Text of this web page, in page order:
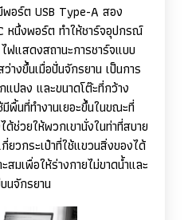
พอร์ต USB Type-A สอง
หนึ่งพอร์ต ทำให้ชาร์จอุปกรณ์
ฟแสดงสถานะการชาร์จแบบ
างขึ้นเมื่อปั่นจักรยาน เป็นการ
ปลง และขนาดโต๊ะที่กว้าง
พื้นที่ทำงานเยอะขึ้นในขณะที่
ช่วยให้พวกเขานั่งในท่าที่สบาย
ยวกระเป๋าที่ใช้แขวนสิ่งของได้
สมเพื่อให้ร่างกายไม่ขาดน้ำและ
นจักรยาน